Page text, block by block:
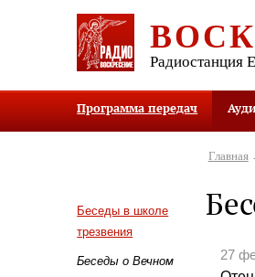
Радиостанция
Программа передач
Беседы в школе
трезвения
Беседы о Вечном
Главная
27